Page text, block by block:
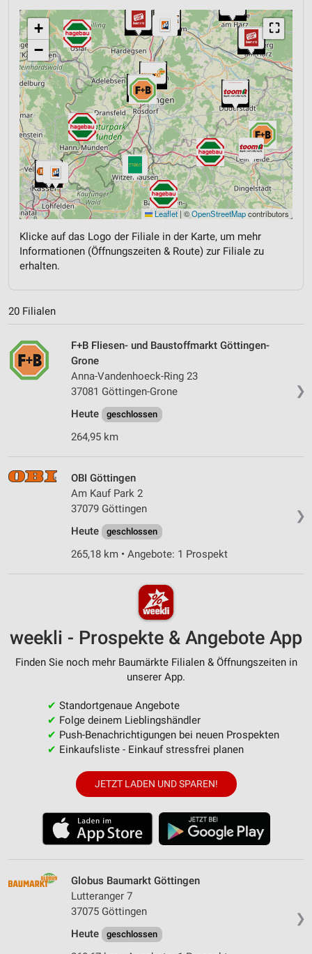
⛶
+
−
Leaflet | ©OpenStreetMapcontributors
Klicke auf das Logo der Filiale in der Karte, um mehr
Informationen (Öffnungszeiten & Route) zur Filiale zu
erhalten.
20 Filialen
❯
F+B Fliesen- und Baustoffmarkt Göttingen-
Grone
Anna-Vandenhoeck-Ring 23
37081 Göttingen-Grone
Heute
geschlossen
264,95 km
❯
OBI Göttingen
Am Kauf Park 2
37079 Göttingen
Heute
geschlossen
265,18 km • Angebote: 1 Prospekt
weekli - Prospekte & Angebote App
Finden Sie noch mehr Baumärkte Filialen & Öffnungszeiten in
unserer App.
✔ Standortgenaue Angebote
✔ Folge deinem Lieblingshändler
✔ Push-Benachrichtigungen bei neuen Prospekten
✔ Einkaufsliste - Einkauf stressfrei planen
JETZT LADEN UND SPAREN!
❯
Globus Baumarkt Göttingen
Lutteranger 7
37075 Göttingen
Heute
geschlossen